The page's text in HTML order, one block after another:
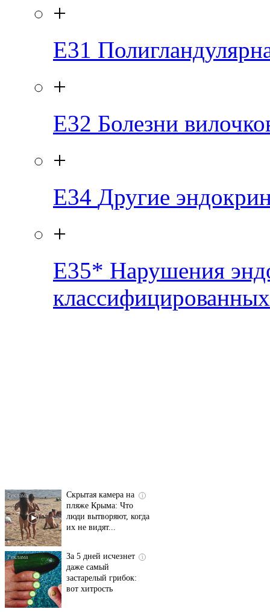
+
E31
+
E32 Болезни
+
E34 Другие
+
E35* Нарушения
i
Скрытая камера на
пляже Крыма: Что
люди вытворяют, когда
их не видят...
i
За 5 дней исчезнет
даже самый
застарелый грибок:
вот хитрость